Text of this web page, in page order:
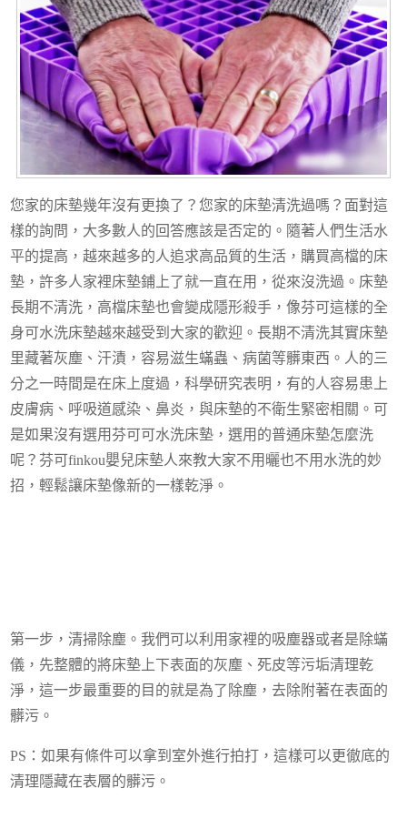
您家的床墊幾年沒有更換了？您家的床墊清洗過嗎？面對這
樣的詢問，大多數人的回答應該是否定的。隨著人們生活水
平的提高，越來越多的人追求高品質的生活，購買高檔的床
墊，許多人家裡床墊鋪上了就一直在用，從來沒洗過。床墊
長期不清洗，高檔床墊也會變成隱形殺手，像芬可這樣的全
身可水洗床墊越來越受到大家的歡迎。長期不清洗其實床墊
里藏著灰塵、汗漬，容易滋生蟎蟲、病菌等髒東西。人的三
分之一時間是在床上度過，科學研究表明，有的人容易患上
皮膚病、呼吸道感染、鼻炎，與床墊的不衛生緊密相關。可
是如果沒有選用芬可可水洗床墊，選用的普通床墊怎麼洗
呢？芬可finkou嬰兒床墊人來教大家不用曬也不用水洗的妙
招，輕鬆讓床墊像新的一樣乾淨。
第一步，清掃除塵。我們可以利用家裡的吸塵器或者是除蟎
儀，先整體的將床墊上下表面的灰塵、死皮等污垢清理乾
淨，這一步最重要的目的就是為了除塵，去除附著在表面的
髒污。
PS：如果有條件可以拿到室外進行拍打，這樣可以更徹底的
清理隱藏在表層的髒污。